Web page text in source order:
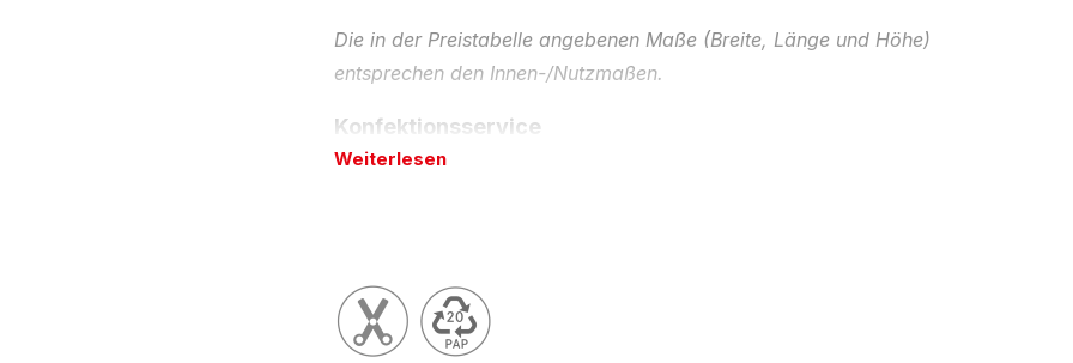
Die in der Preistabelle angebenen Maße (Breite, Länge und Höhe)
entsprechen den Innen-/Nutzmaßen.
Konfektionsservice
Auf Wunsch liefern wir Ihnen gerne auch andere Abmessungen, in
z.B. in weiß - auch mit Ihrer individuellen Bedruckung. Bitte beachten
Sie, dass die bestimmte Mindestmengen und Lieferzeiten verbunden
Weiterlesen